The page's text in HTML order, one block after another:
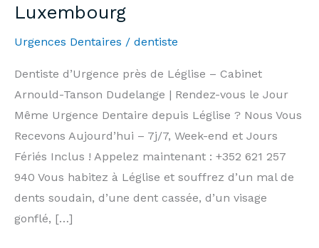
Luxembourg
Urgences Dentaires / dentiste
Dentiste d’Urgence près de Léglise – Cabinet
Arnould-Tanson Dudelange | Rendez-vous le Jour
Même Urgence Dentaire depuis Léglise ? Nous Vous
Recevons Aujourd’hui – 7j/7, Week-end et Jours
Fériés Inclus ! Appelez maintenant : +352 621 257
940 Vous habitez à Léglise et souffrez d’un mal de
dents soudain, d’une dent cassée, d’un visage
gonflé, […]